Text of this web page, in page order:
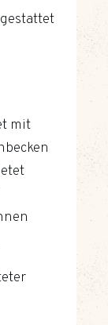
mit